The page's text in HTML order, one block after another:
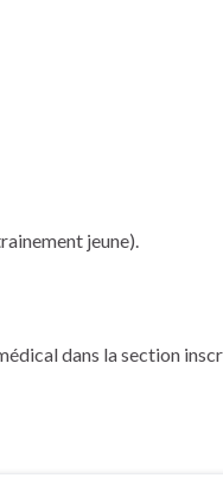
jeune).
dans la section